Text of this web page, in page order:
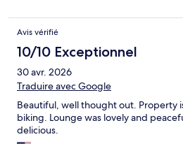
Avis vérifié
10/10 Exceptionnel
30 avr. 2026
Traduire avec Google
Beautiful, well thought out. Property
biking. Lounge was lovely and
delicious.